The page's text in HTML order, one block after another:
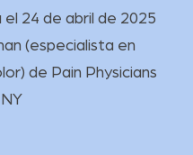
el 24 de abril de 2025
(especialista en
) de Pain Physicians
NY